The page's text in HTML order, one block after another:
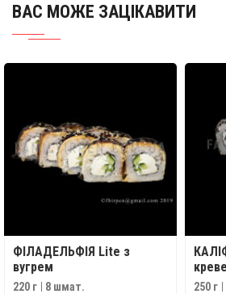
ВАС МОЖЕ ЗАЦІКАВИТИ
ФІЛАДЕЛЬФІЯ Lite з
вугрем
220 г 8 шмат. 250 г